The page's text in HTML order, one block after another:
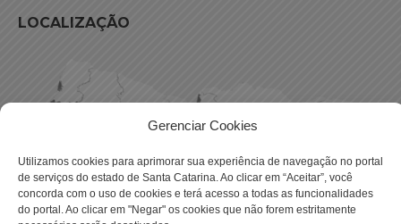
Gerenciar Cookies
Utilizamos cookies para aprimorar sua experiência de navegação no portal
de serviços do estado de Santa Catarina. Ao clicar em “Aceitar”, você
concorda com o uso de cookies e terá acesso a todas as funcionalidades
do portal. Ao clicar em "Negar" os cookies que não forem estritamente
LOCALIZAÇÃO